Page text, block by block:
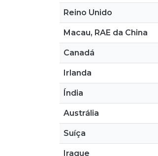
Reino Unido
Macau, RAE da China
Canadá
Irlanda
Índia
Austrália
Suíça
Iraque